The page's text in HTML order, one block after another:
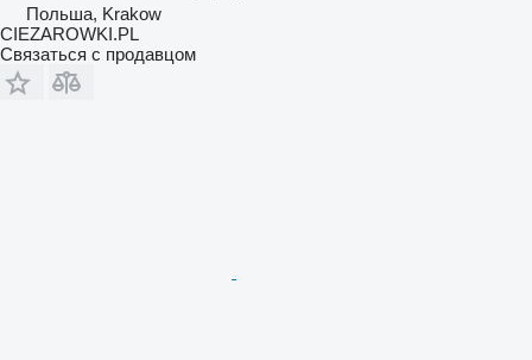
Польша, Krakow
CIEZAROWKI.PL
Связаться с продавцом